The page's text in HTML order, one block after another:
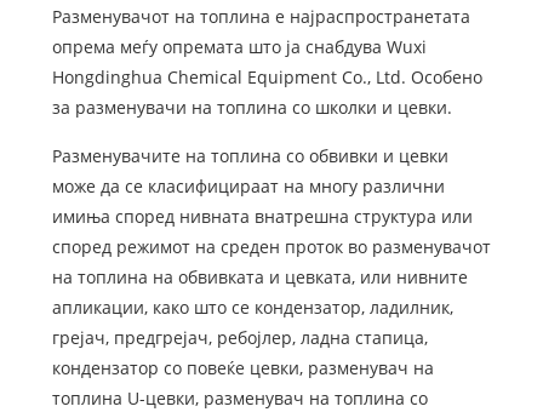
Разменувачот на топлина е најраспространетата
опрема меѓу опремата што ја снабдува Wuxi
Hongdinghua Chemical Equipment Co., Ltd. Особено
за разменувачи на топлина со школки и цевки.
Разменувачите на топлина со обвивки и цевки
може да се класифицираат на многу различни
имиња според нивната внатрешна структура или
според режимот на среден проток во разменувачот
на топлина на обвивката и цевката, или нивните
апликации, како што се кондензатор, ладилник,
грејач, предгрејач, ребојлер, ладна стапица,
кондензатор со повеќе цевки, разменувач на
топлина U-цевки, разменувач на топлина со